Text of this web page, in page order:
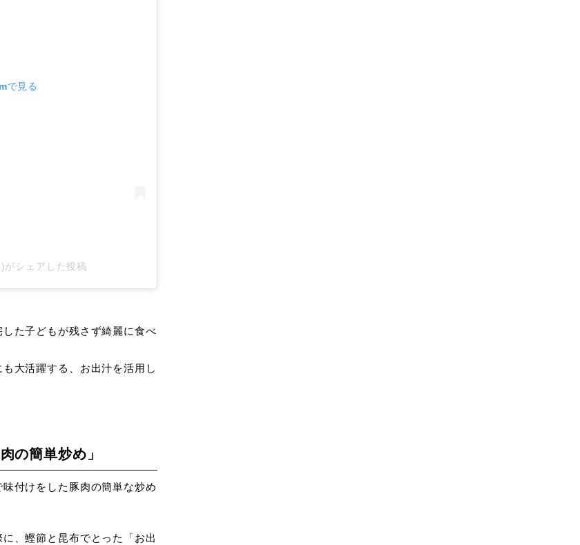
で見る
シェアした投稿
た子どもが残さず綺麗に食べ
大活躍する、お出汁を活用し
の簡単炒め」
付けをした豚肉の簡単な炒め
、鰹節と昆布でとった「お出